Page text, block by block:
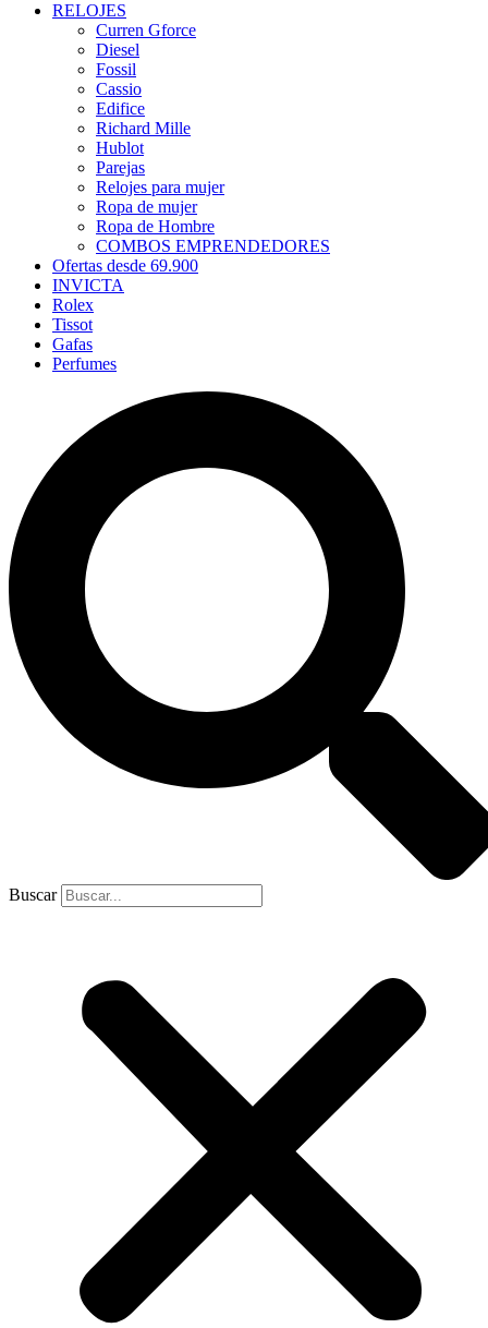
RELOJES
Curren Gforce
Diesel
Fossil
Cassio
Edifice
Richard Mille
Hublot
Parejas
Relojes para mujer
Ropa de mujer
Ropa de Hombre
COMBOS EMPRENDEDORES
Ofertas desde 69.900
INVICTA
Rolex
Tissot
Gafas
Perfumes
Buscar